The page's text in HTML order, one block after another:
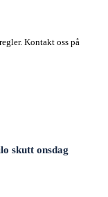
Kontakt oss på
skutt onsdag